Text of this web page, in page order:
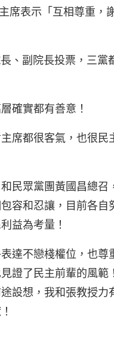
席表示「互相尊重
、副院長投票，三
確實都有善意！
主席都很客氣，也很
和民眾黨團黃國昌總
容和忍讓，目前各
益為考量！
表達不戀棧權位，也
證了民主前輩的風
設想，我和張教授